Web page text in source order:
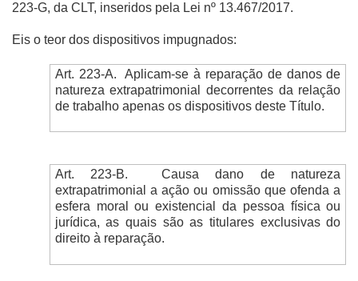
223-G, da CLT, inseridos pela Lei nº 13.467/2017.
Eis o teor dos dispositivos impugnados:
Art. 223-A.
Aplicam-se à reparação de danos de
natureza extrapatrimonial decorrentes da relação
de trabalho apenas os dispositivos deste Título.
Art. 223-B.
Causa dano de natureza
extrapatrimonial a ação ou omissão que ofenda a
esfera moral ou existencial da pessoa física ou
jurídica, as quais são as titulares exclusivas do
direito à reparação.